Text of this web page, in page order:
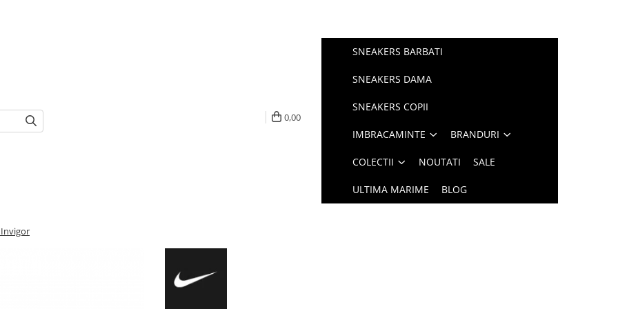
0,00
SNEAKERS BARBATI
SNEAKERS DAMA
SNEAKERS COPII
IMBRACAMINTE BRANDURI
COLECTII NOUTATI SALE
ULTIMA MARIME BLOG